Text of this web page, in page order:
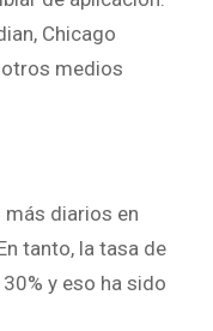
Chicago
otros medios
diarios en
tanto, la tasa de
y eso ha sido